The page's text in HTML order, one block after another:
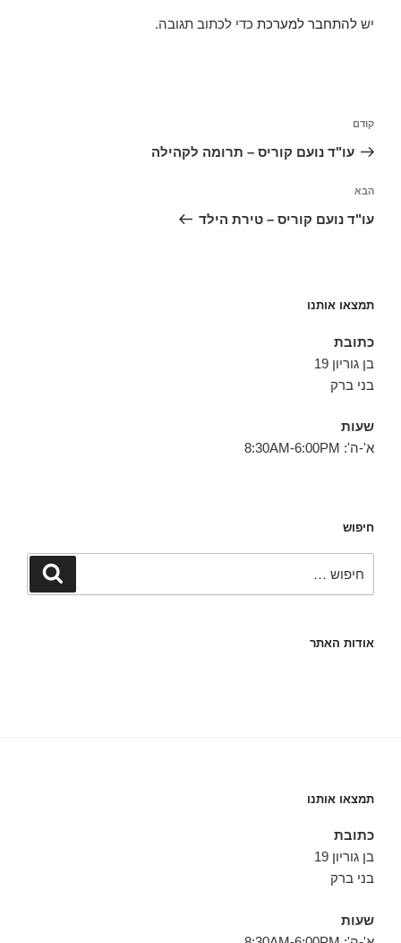
יש להתחבר למערכת כדי לכתוב תגובה.
הפוסט
הקודם
קודם
עו"ד נועם קוריס – תרומה לקהילה
הפוסט
הבא
הבא
עו"ד נועם קוריס – טירת הילד
תמצאו אותנו
כתובת
בן גוריון 19
בני ברק
שעות
א'-ה': 8:30AM-6:00PM
חיפוש
חיפוש
אודות האתר
תמצאו אותנו
כתובת
בן גוריון 19
בני ברק
שעות